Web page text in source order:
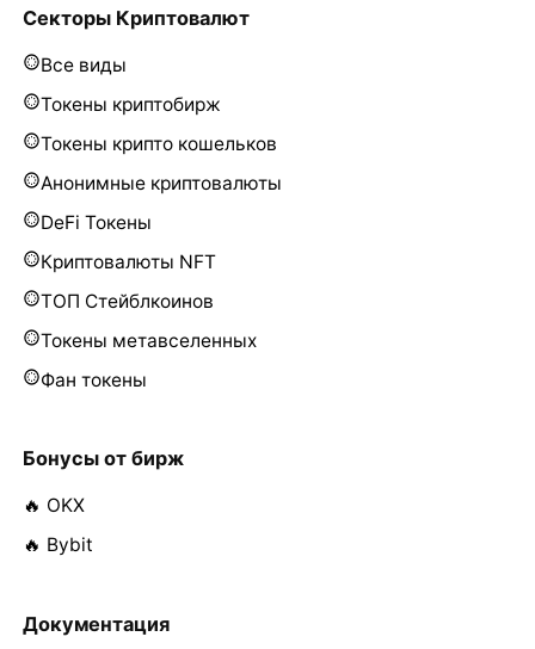
Секторы Криптовалют
Все виды
Токены криптобирж
Токены крипто кошельков
Анонимные криптовалюты
DeFi Токены
Криптовалюты NFT
ТОП Стейблкоинов
Токены метавселенных
Фан токены
Бонусы от бирж
🔥 OKX
🔥 Bybit
Документация